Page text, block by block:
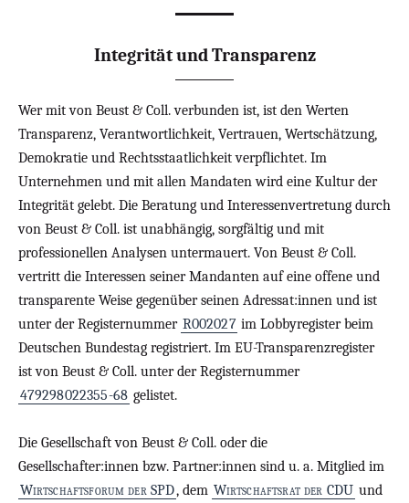
Integrität und Transparenz
Wer mit von Beust & Coll. verbunden ist, ist den Werten
Transparenz, Verantwortlichkeit, Vertrauen, Wertschätzung,
Demokratie und Rechtsstaatlichkeit verpflichtet. Im
Unternehmen und mit allen Mandaten wird eine Kultur der
Integrität gelebt. Die Beratung und Interessenvertretung durch
von Beust & Coll. ist unabhängig, sorgfältig und mit
professionellen Analysen untermauert. Von Beust & Coll.
vertritt die Interessen seiner Mandanten auf eine offene und
transparente Weise gegenüber seinen Adressat:innen und ist
unter der Registernummer R002027 im Lobbyregister beim
Deutschen Bundestag registriert. Im EU-Transparenzregister
ist von Beust & Coll. unter der Registernummer
479298022355-68 gelistet.
Die Gesellschaft von Beust & Coll. oder die
Gesellschafter:innen bzw. Partner:innen sind u. a. Mitglied im
Wirtschaftsforum der SPD, dem Wirtschaftsrat der CDU und